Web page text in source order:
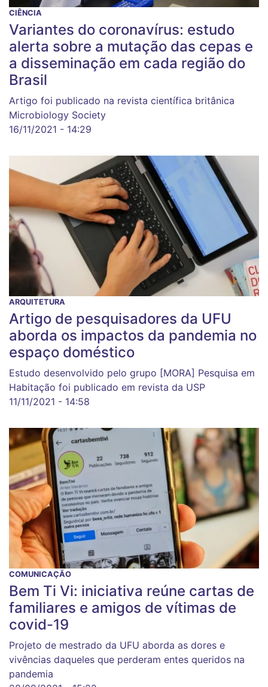
CIÊNCIA
Variantes do coronavírus: estudo
alerta sobre a mutação das cepas e
a disseminação em cada região do
Brasil
Artigo foi publicado na revista científica britânica
Microbiology Society
16/11/2021 - 14:29
ARQUITETURA
Artigo de pesquisadores da UFU
aborda os impactos da pandemia no
espaço doméstico
Estudo desenvolvido pelo grupo [MORA] Pesquisa em
Habitação foi publicado em revista da USP
11/11/2021 - 14:58
COMUNICAÇÃO
Bem Ti Vi: iniciativa reúne cartas de
familiares e amigos de vítimas de
covid-19
Projeto de mestrado da UFU aborda as dores e
vivências daqueles que perderam entes queridos na
pandemia